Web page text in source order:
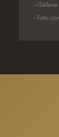
Galleria
Foto